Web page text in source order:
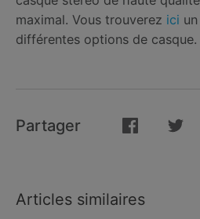
maximal. Vous trouverez ici
différentes options de casque.
Partager
Articles similaires